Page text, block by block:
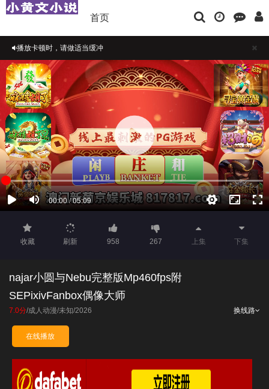
首页
播放卡顿时，请做适当缓冲
如果觉得不错，请点击下方横幅广告注册支持，本站担保注册送彩金
正在播放：najar小圆与Nebu完整版Mp460fps附SEPixivFanbox偶像大师-在
线播放
收藏 刷新 958 267 上集 下集
najar小圆与Nebu完整版Mp460fps附
SEPixivFanbox偶像大师
换线路
7.0分/成人动漫/未知/2026
在线播放